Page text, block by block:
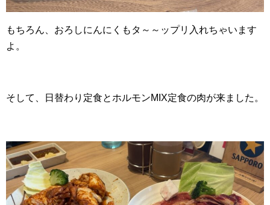
もちろん、おろしにんにくもタ～～ップリ入れちゃいます
よ。
そして、日替わり定食とホルモンMIX定食の肉が来ました。